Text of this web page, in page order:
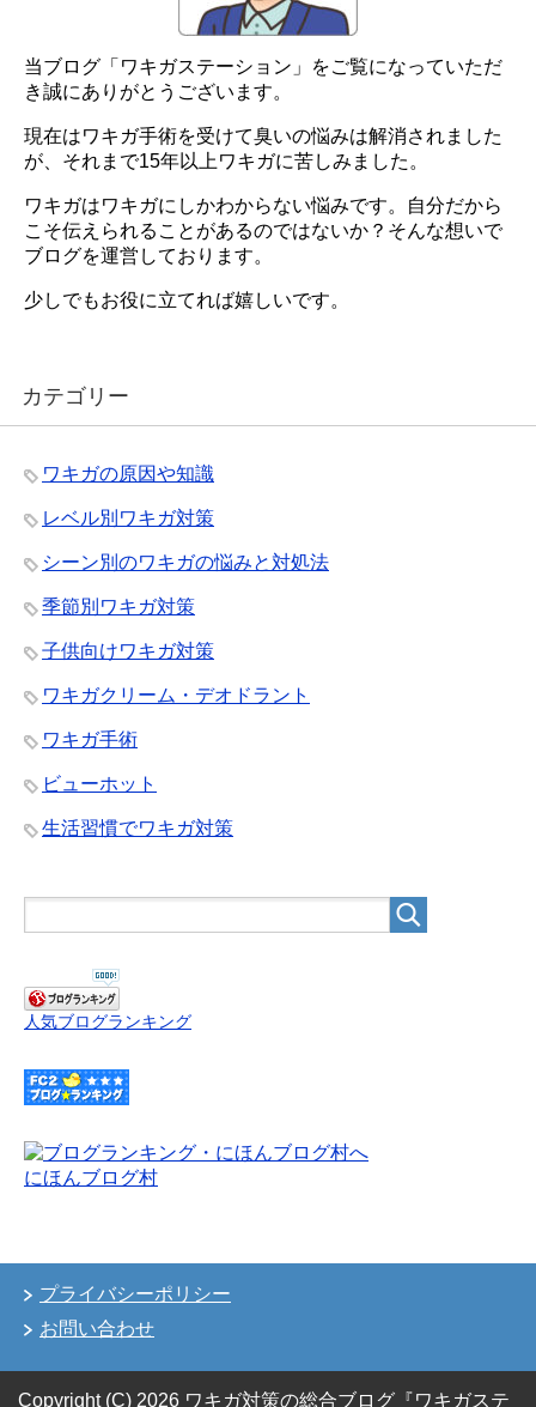
当ブログ「ワキガステーション」をご覧になっていただ
き誠にありがとうございます。
現在はワキガ手術を受けて臭いの悩みは解消されました
が、それまで15年以上ワキガに苦しみました。
ワキガはワキガにしかわからない悩みです。自分だから
こそ伝えられることがあるのではないか？そんな想いで
ブログを運営しております。
少しでもお役に立てれば嬉しいです。
カテゴリー
ワキガの原因や知識
レベル別ワキガ対策
シーン別のワキガの悩みと対処法
季節別ワキガ対策
子供向けワキガ対策
ワキガクリーム・デオドラント
ワキガ手術
ビューホット
生活習慣でワキガ対策
人気ブログランキング
にほんブログ村
プライバシーポリシー
お問い合わせ
Copyright (C) 2026 ワキガ対策の総合ブログ『ワキガステ